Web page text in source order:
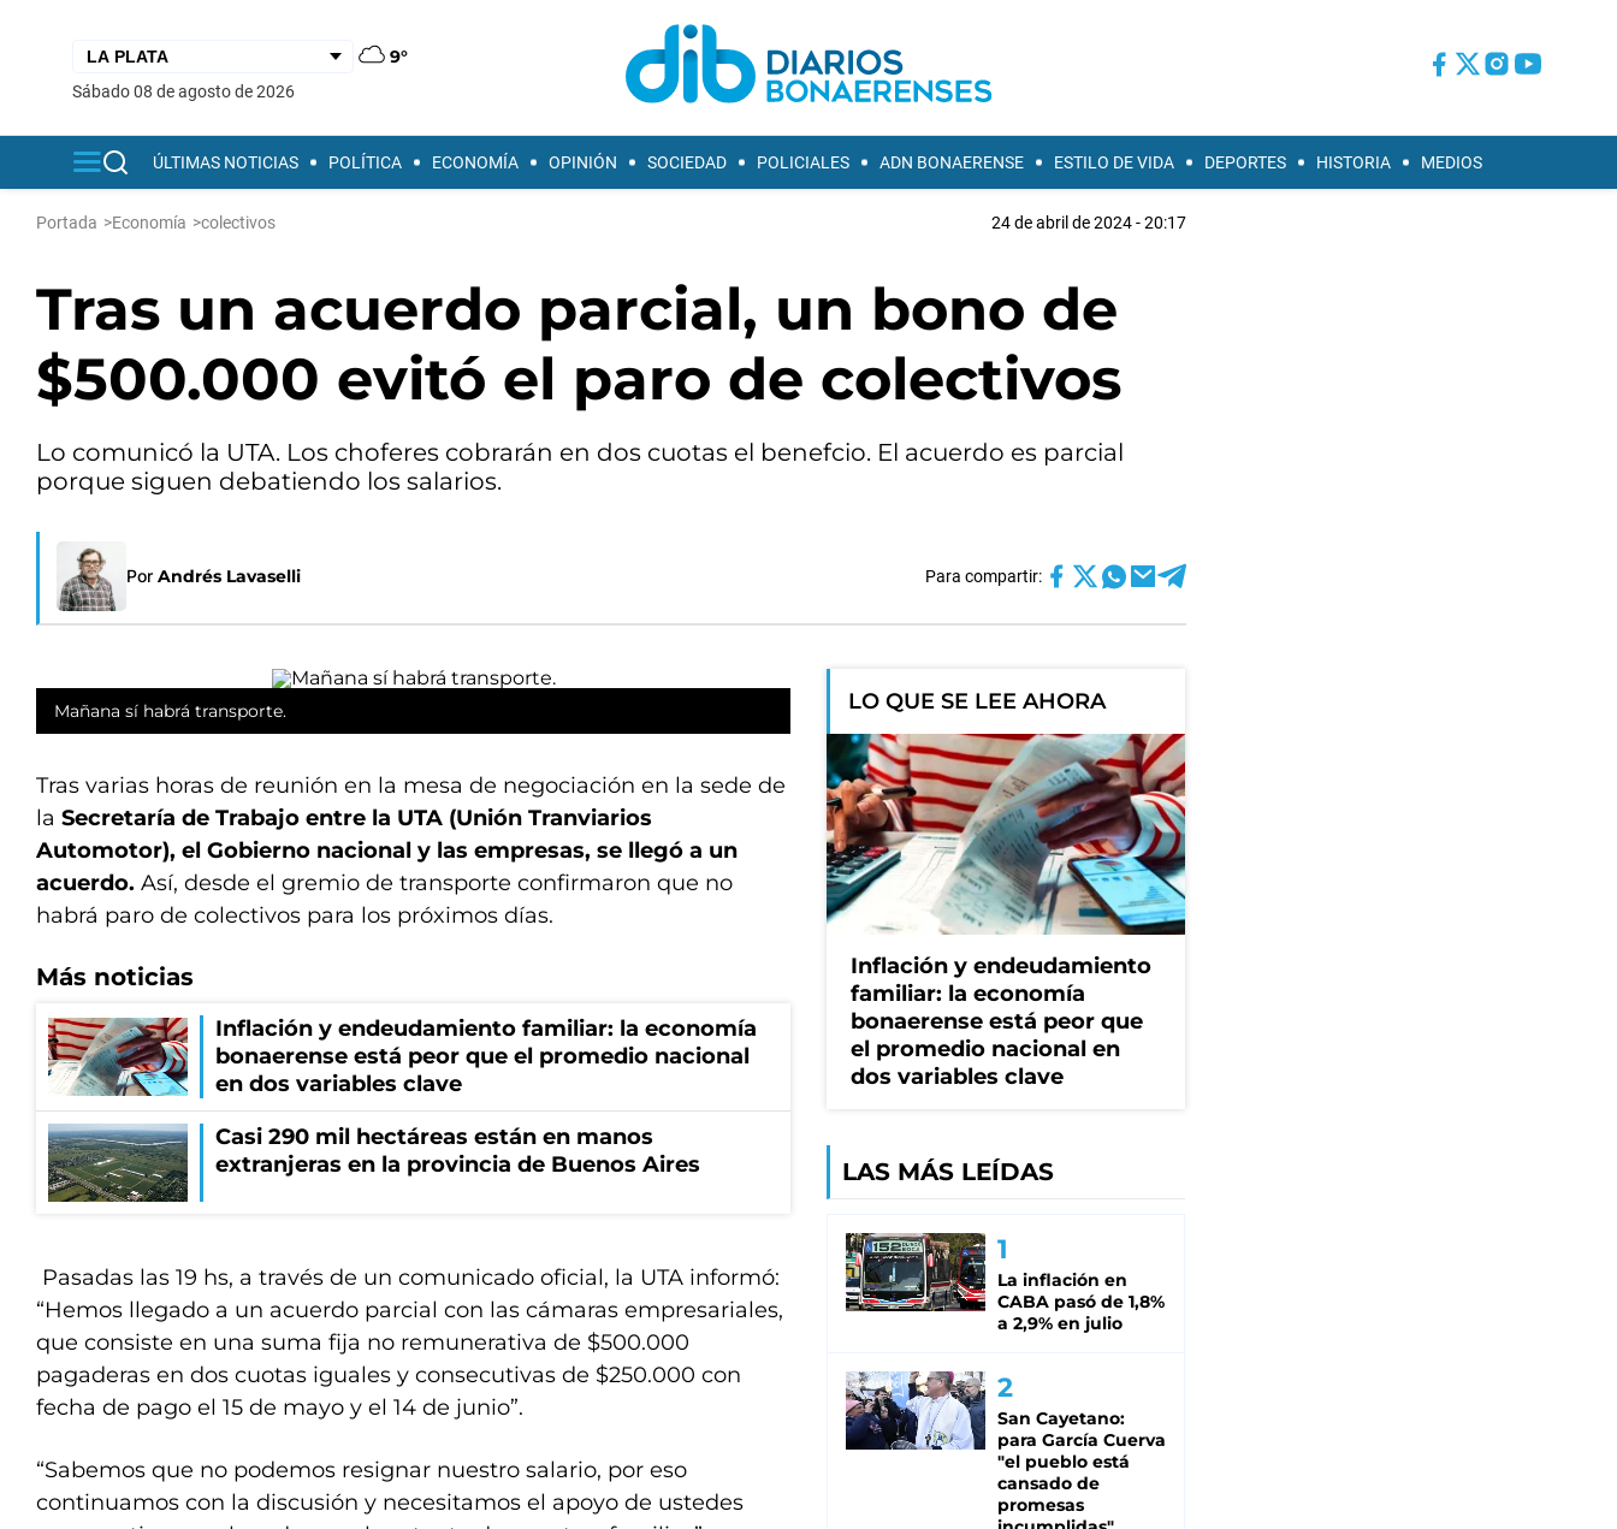
9°
sábado 08 de agosto de 2026
ÚLTIMAS NOTICIAS POLÍTICA ECONOMÍA OPINIÓN SOCIEDAD POLICIALES ADN BONAERENSE ESTILO DE VIDA DEPORTES HISTORIA MEDIOS
Portada >Economía >colectivos 24 de abril de 2024 - 20:17
Tras un acuerdo parcial, un bono de
$500.000 evitó el paro de colectivos
Lo comunicó la UTA. Los choferes cobrarán en dos cuotas el benefcio. El acuerdo es parcial
porque siguen debatiendo los salarios.
Por Andrés Lavaselli Para compartir:
Mañana sí habrá transporte.
Tras varias horas de reunión en la mesa de negociación en la sede de
la Secretaría de Trabajo entre la UTA (Unión Tranviarios
Automotor), el Gobierno nacional y las empresas, se llegó a un
acuerdo. Así, desde el gremio de transporte confirmaron que no
habrá paro de colectivos para los próximos días.
Más noticias
Inflación y endeudamiento familiar: la economía
bonaerense está peor que el promedio nacional
en dos variables clave
Casi 290 mil hectáreas están en manos
extranjeras en la provincia de Buenos Aires
Pasadas las 19 hs, a través de un comunicado oficial, la UTA informó:
“Hemos llegado a un acuerdo parcial con las cámaras empresariales,
que consiste en una suma fija no remunerativa de $500.000
pagaderas en dos cuotas iguales y consecutivas de $250.000 con
fecha de pago el 15 de mayo y el 14 de junio”.
“Sabemos que no podemos resignar nuestro salario, por eso
continuamos con la discusión y necesitamos el apoyo de ustedes
LO QUE SE LEE AHORA
Inflación y endeudamiento
familiar: la economía
bonaerense está peor que
el promedio nacional en
dos variables clave
LAS MÁS LEÍDAS
La inflación en
CABA pasó de 1,8%
a 2,9% en julio
San Cayetano:
para García Cuerva
"el pueblo está
cansado de
promesas